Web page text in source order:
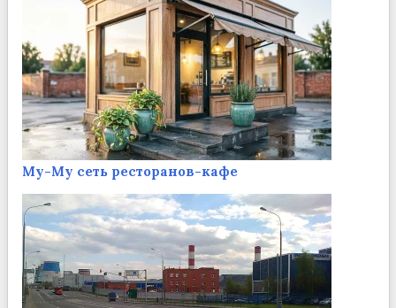
Му-Му сеть ресторанов-кафе